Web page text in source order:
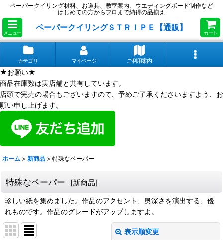
ペーパークイリング材料、お道具、教室案内、ウエディングボード制作など
はじめての方からプロまで納得の品揃え
メニュー
ペーパークイリングＳＴＲＩＰＥ【通販】
カート
カテゴリ マイページ ご利用案内
★お願い★
商品在庫数は実店舗と共有しています。
店頭で完売の場合もございますので、予めご了承くださいますよう、お
願い申し上げます。
ホーム > 新商品 > 特殊なペーパー
特殊なペーパー [新商品]
珍しい紙を集めました。作品のアクセント、奥深さを演出する、優
れものです。作品のグレードがアップしますよ。
表示順変更